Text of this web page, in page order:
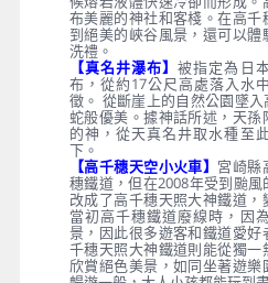
布美麗的神社和客棧。在高
到絕美的峽谷風景，還可以
洗禮。
【真名井瀑布】被指定為日
布，從約17公尺高處落入水
徵。 從斷崖上的自然公園墜
蛇般優美。據神話所述，天
的神，從天真名井取水種至
下。
【高千穗天空小火車】 宮崎縣
穗鐵道，但在2008年受到颱
改成了高千穗天照大神鐵道，
當初高千穗鐵道廢線時，因
景，因此很多遊客和鐵道愛
千穗天照大神鐵道則能從獨
欣賞絕色美景，如同坐著遊